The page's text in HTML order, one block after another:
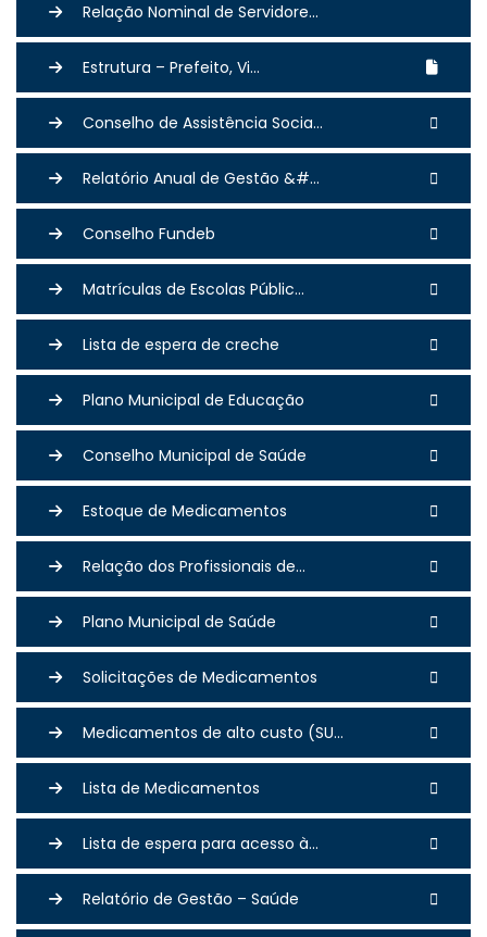
Relação Nominal de Servidore...
Estrutura – Prefeito, Vi...
Conselho de Assistência Socia...
Relatório Anual de Gestão &#...
Conselho Fundeb
Matrículas de Escolas Públic...
Lista de espera de creche
Plano Municipal de Educação
Conselho Municipal de Saúde
Estoque de Medicamentos
Relação dos Profissionais de...
Plano Municipal de Saúde
Solicitações de Medicamentos
Medicamentos de alto custo (SU...
Lista de Medicamentos
Lista de espera para acesso à...
Relatório de Gestão – Saúde